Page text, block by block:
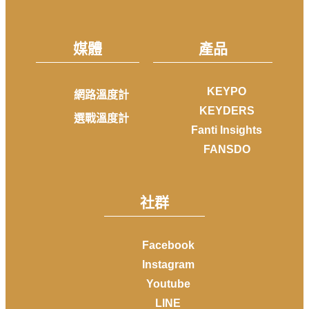
媒體
網路溫度計
選戰溫度計
產品
KEYPO
KEYDERS
Fanti Insights
FANSDO
社群
Facebook
Instagram
Youtube
LINE